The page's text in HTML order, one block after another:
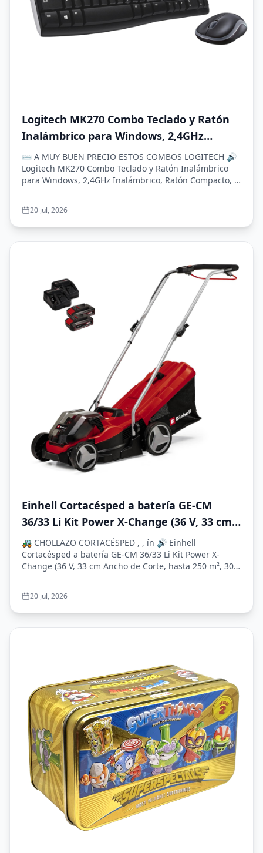
Logitech MK270 Combo Teclado y Ratón
Inalámbrico para Windows, 2,4GHz
Inalámbrico, Ratón Compacto, 8 Teclas
Multimedia y de Acceso Directo, 2 años
de batería, PC, PC Portátil, QWERTY
⌨️ A MUY BUEN PRECIO ESTOS COMBOS LOGITECH 🔊
Logitech MK270 Combo Teclado y Ratón Inalámbrico
para Windows, 2,4GHz Inalámbrico, Ratón Compacto, 8
20 jul, 2026
Einhell Cortacésped a batería GE-CM
36/33 Li Kit Power X-Change (36 V, 33 cm
Ancho de Corte, hasta 250 m², 30L Bolsa
recolectora, 25-65 mm Altura de Corte,
con 2X 2,5 Ah baterías + 2X cargadore)
🚜 CHOLLAZO CORTACÉSPED , , ín 🔊 Einhell
Cortacésped a batería GE-CM 36/33 Li Kit Power X-
Change (36 V, 33 cm Ancho de Corte, hasta 250 m², 30L
20 jul, 2026